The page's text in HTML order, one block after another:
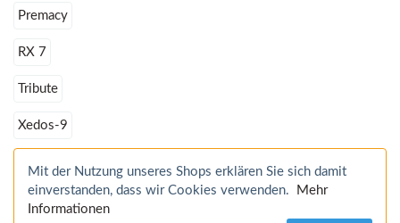
Premacy
RX 7
Tribute
Xedos-9
Mit der Nutzung unseres Shops erklären Sie sich damit
einverstanden, dass wir Cookies verwenden.
Mehr
Informationen